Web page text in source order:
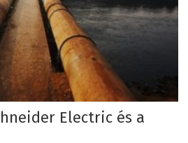
Electric és a